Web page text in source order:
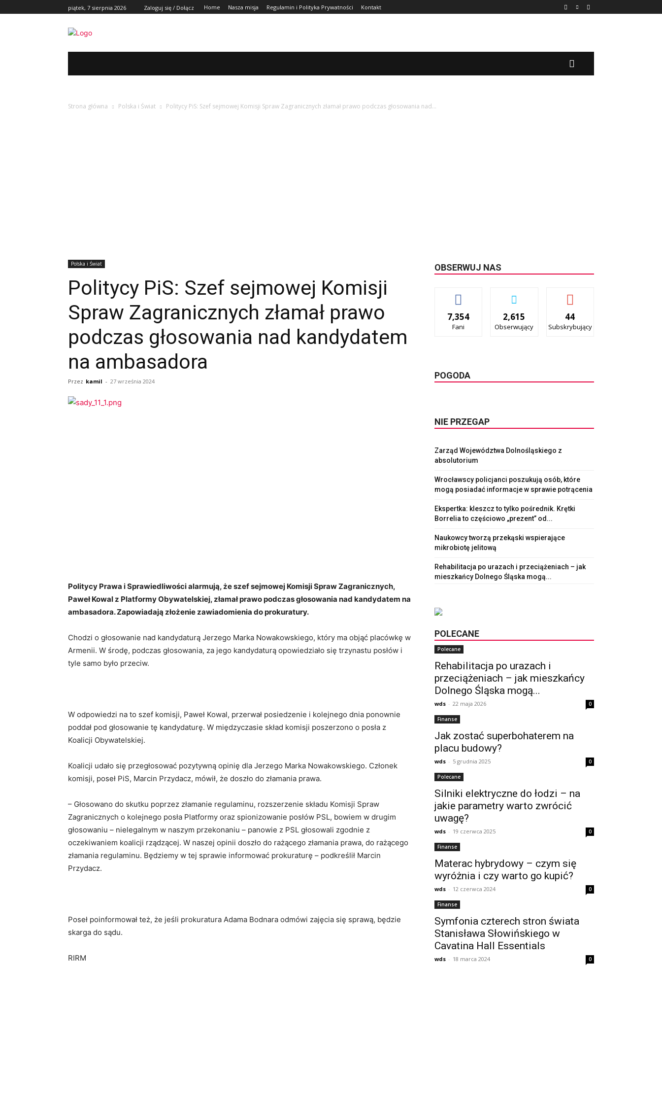
piątek, 7 sierpnia 2026 Zaloguj się / Dołącz Home Nasza misja Regulamin i Polityka Prywatności Kontakt
Strona główna Polska i Świat Politycy PiS: Szef sejmowej Komisji Spraw Zagranicznych złamał prawo podczas głosowania nad...
Polska i Świat
Politycy PiS: Szef sejmowej Komisji
Spraw Zagranicznych złamał prawo
podczas głosowania nad kandydatem
na ambasadora
Przez kamil - 27 września 2024
Politycy Prawa i Sprawiedliwości alarmują, że szef sejmowej Komisji Spraw Zagranicznych,
Paweł Kowal z Platformy Obywatelskiej, złamał prawo podczas głosowania nad kandydatem na
ambasadora. Zapowiadają złożenie zawiadomienia do prokuratury.
Chodzi o głosowanie nad kandydaturą Jerzego Marka Nowakowskiego, który ma objąć placówkę w
Armenii. W środę, podczas głosowania, za jego kandydaturą opowiedziało się trzynastu posłów i
tyle samo było przeciw.
W odpowiedzi na to szef komisji, Paweł Kowal, przerwał posiedzenie i kolejnego dnia ponownie
poddał pod głosowanie tę kandydaturę. W międzyczasie skład komisji poszerzono o posła z
Koalicji Obywatelskiej.
Koalicji udało się przegłosować pozytywną opinię dla Jerzego Marka Nowakowskiego. Członek
komisji, poseł PiS, Marcin Przydacz, mówił, że doszło do złamania prawa.
– Głosowano do skutku poprzez złamanie regulaminu, rozszerzenie składu Komisji Spraw
Zagranicznych o kolejnego posła Platformy oraz spionizowanie posłów PSL, bowiem w drugim
głosowaniu – nielegalnym w naszym przekonaniu – panowie z PSL głosowali zgodnie z
oczekiwaniem koalicji rządzącej. W naszej opinii doszło do rażącego złamania prawa, do rażącego
złamania regulaminu. Będziemy w tej sprawie informować prokuraturę – podkreślił Marcin
Przydacz.
Poseł poinformował też, że jeśli prokuratura Adama Bodnara odmówi zajęcia się sprawą, będzie
skarga do sądu.
RIRM
OBSERWUJ NAS
7,354
Fani
2,615
Obserwujący
44
Subskrybujący
POGODA
NIE PRZEGAP
Zarząd Województwa Dolnośląskiego z
absolutorium
Wrocławscy policjanci poszukują osób, które
mogą posiadać informacje w sprawie potrącenia
Ekspertka: kleszcz to tylko pośrednik. Krętki
Borrelia to częściowo „prezent” od...
Naukowcy tworzą przekąski wspierające
mikrobiotę jelitową
Rehabilitacja po urazach i przeciążeniach – jak
mieszkańcy Dolnego Śląska mogą...
POLECANE
Polecane
Rehabilitacja po urazach i
przeciążeniach – jak mieszkańcy
Dolnego Śląska mogą...
wds - 22 maja 2026 0
Finanse
Jak zostać superbohaterem na
placu budowy?
wds - 5 grudnia 2025 0
Polecane
Silniki elektryczne do łodzi – na
jakie parametry warto zwrócić
uwagę?
wds - 19 czerwca 2025 0
Finanse
Materac hybrydowy – czym się
wyróżnia i czy warto go kupić?
wds - 12 czerwca 2024 0
Finanse
Symfonia czterech stron świata
Stanisława Słowińskiego w
Cavatina Hall Essentials
wds - 18 marca 2024 0